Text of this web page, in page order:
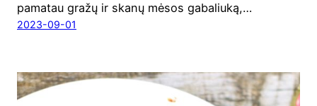
pama­tau gra­žų ir ska­nų mėsos gaba­liu­ką,…
2023-09-01